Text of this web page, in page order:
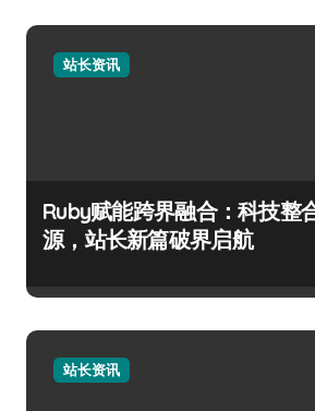
站长资讯
Ruby赋能跨界融合：科技整
源，站长新篇破界启航
站长资讯